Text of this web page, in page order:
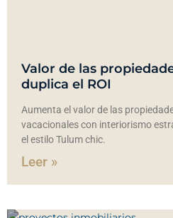
Valor de las
duplica el ROI
Aumenta el valor de las
vacacionales con interiorismo
el estilo Tulum chic.
Leer »